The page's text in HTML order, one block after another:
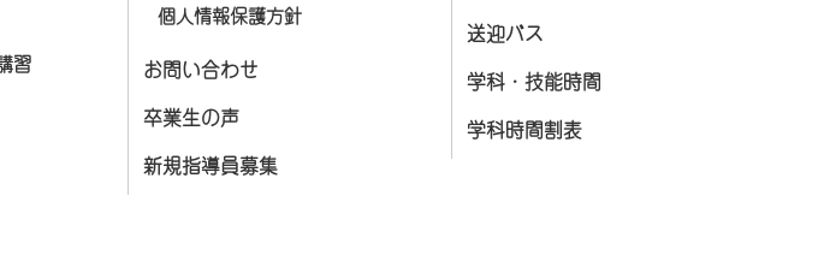
習
個人情報保護方針
お問い合わせ
卒業生の声
新規指導員募集
送迎バス
学科・技能時間
学科時間割表